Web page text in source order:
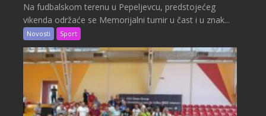
Na fudbalskom terenu u Pepeljevcu, predstojećeg
vikenda održaće se Memorijalni turnir u čast i u znak...
Novosti Sport